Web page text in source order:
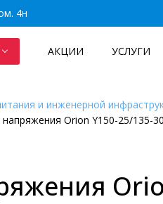
4н
АКЦИИ УСЛУГИ
и инженерной
Orion Y150-25/135-30